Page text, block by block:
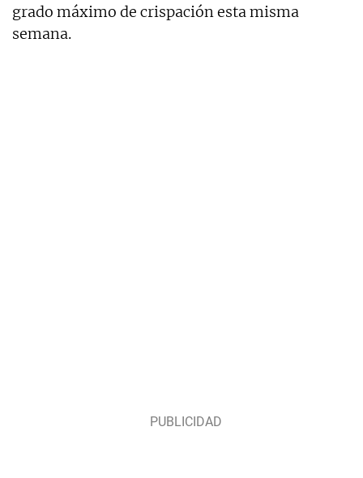
grado máximo de crispación esta misma
semana.